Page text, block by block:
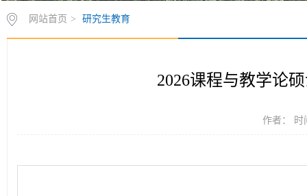
网站首页 > 研究生教育
2026课程与教学论
作者： 时